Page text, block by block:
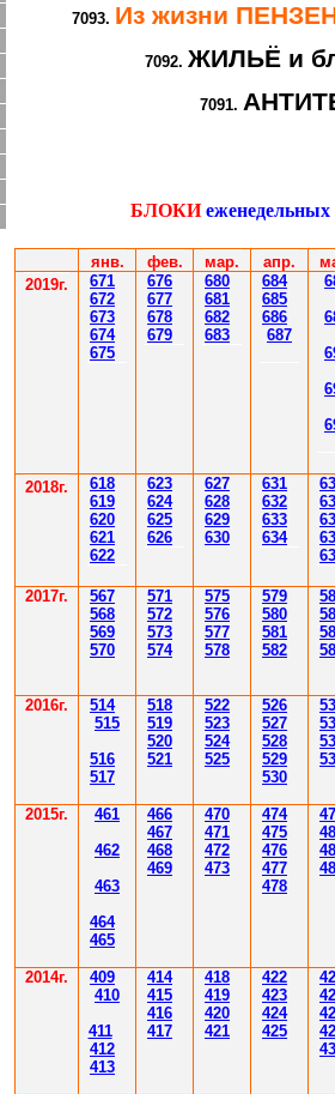
7093. Из жизни
7092. ЖИЛЬЁ и
7091.
БЛОКИ
янв. фев. мар. апр.
2019г.
671
672
673
674
675
676
677
678
679
680
681
682
683
684
685
686
687
6
6
2018г. 618
619
620
621
622
623
624
625
626
627
628
629
630
631
632
633
634
63
2017г.
567
568
569
570
571
572
573
574
575
576
577
578
579
580
581
582
2016г.
514
515
516
517
518
519
520
521
522
523
524
525
526
527
528
529
530
2015г. 461
462
463
464
465
466
467
468
469
470
471
472
473
474
475
476
477
478
2014г. 409
410
411
412
413
414
415
416
417
418
419
420
421
422
423
424
425